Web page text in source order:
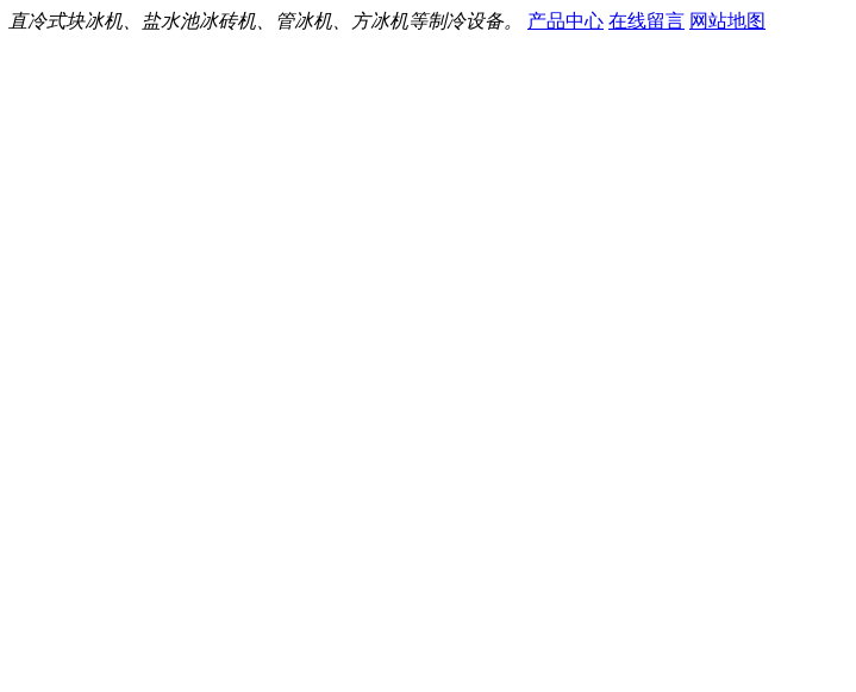
冷式块冰机、盐水池冰砖机、管冰机、方冰机等制冷设备。 产品中心 在线留言 网站地图